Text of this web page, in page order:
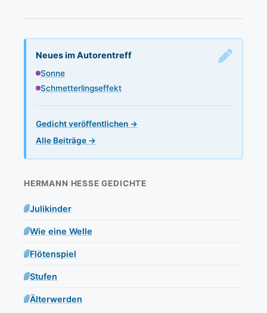
Neues im Autorentreff
Sonne
Schmetterlingseffekt
Gedicht veröffentlichen →
Alle Beiträge →
HERMANN HESSE GEDICHTE
Julikinder
Wie eine Welle
Flötenspiel
Stufen
Älterwerden